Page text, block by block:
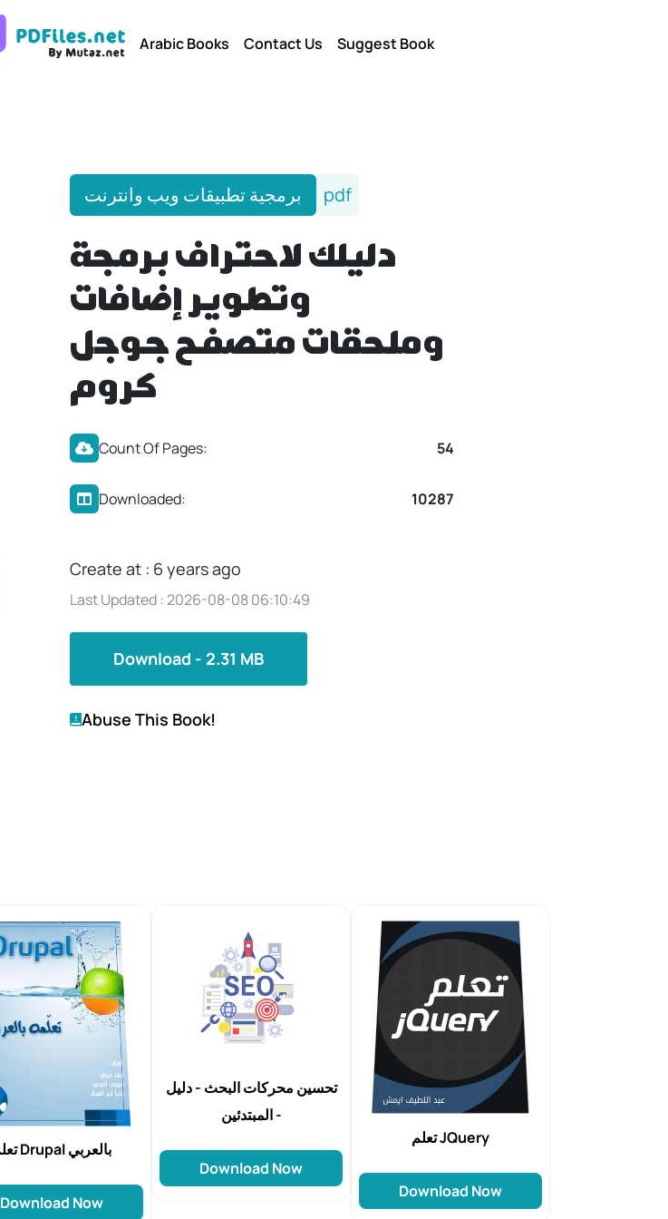
Arabic Books Contact Us Suggest Book
برمجية تطبيقات ويب وانترنت pdf
دليلك لاحتراف برمجة
وتطوير إضافات
وملحقات متصفح جوجل
كروم
Count Of Pages: 54
Downloaded: 10287
Create at : 6 years ago
Last Updated : 2026-08-08 06:10:49
Download - 2.31 MB
Abuse This Book!
تعلم Drupal بالعربي
Download Now
تحسين محركات البحث - دليل
المبتدئين -
Download Now
تعلم JQuery
Download Now